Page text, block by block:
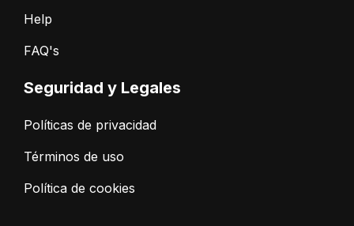
Help
FAQ's
Seguridad y Legales
Políticas de privacidad
Términos de uso
Política de cookies